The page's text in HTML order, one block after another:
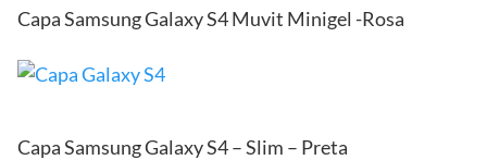
Capa Samsung Galaxy S4 Muvit Minigel -Rosa
Capa Samsung Galaxy S4 – Slim – Preta